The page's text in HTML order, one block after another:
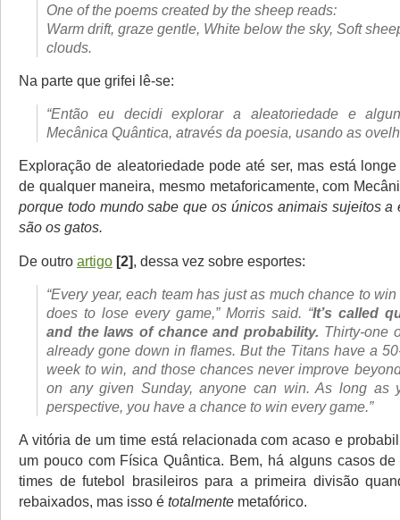
One of the poems created by the sheep reads:
Warm drift, graze gentle, White below the sky, Soft
clouds.
Na parte que grifei lê-se:
“Então eu decidi explorar a aleatoriedade e
Mecânica Quântica, através da poesia, usando as
Exploração de aleatoriedade pode até ser, mas está
de qualquer maneira, mesmo metaforicamente, com
porque todo mundo sabe que os únicos animais sujeitos a
são os gatos.
De outro artigo [2], dessa vez sobre esportes:
“Every year, each team has just as much chance to
does to lose every game,” Morris said. “It’s called
and the laws of chance and probability. Thirty-one
already gone down in flames. But the Titans have a
week to win, and those chances never improve
on any given Sunday, anyone can win. As long as
perspective, you have a chance to win every game.”
A vitória de um time está relacionada com acaso e
um pouco com Física Quântica. Bem, há alguns casos
times de futebol brasileiros para a primeira divisão
rebaixados, mas isso é totalmente metafórico.